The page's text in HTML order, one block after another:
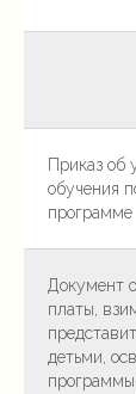
Приказ об
обучения
программе
Документ
платы,
детьми,
программы